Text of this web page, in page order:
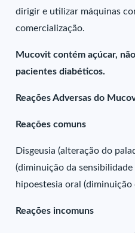
dirigir e utilizar máquinas
comercialização.
Mucovit contém açúcar,
pacientes diabéticos.
Reações Adversas do
Reações comuns
Disgeusia (alteração do
(diminuição da sensibilidade
hipoestesia oral (diminuição
Reações incomuns